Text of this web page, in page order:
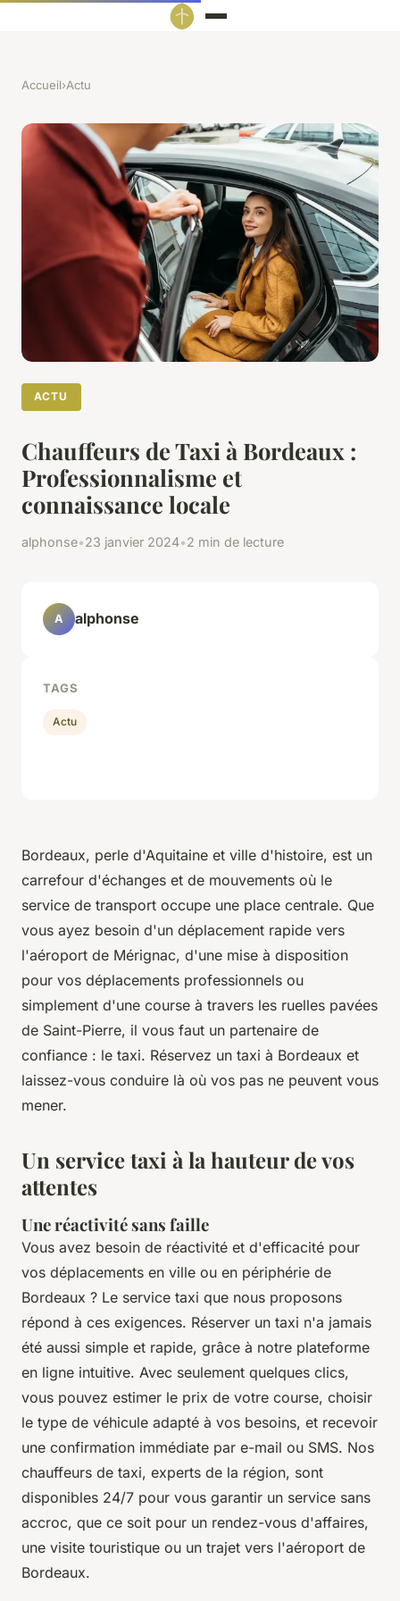
Accueil›Actu
ACTU
Chauffeurs de Taxi à Bordeaux :
Professionnalisme et
connaissance locale
alphonse•23 janvier 2024•2 min de lecture
Bordeaux, perle d'Aquitaine et ville d'histoire, est un
carrefour d'échanges et de mouvements où le
service de transport occupe une place centrale. Que
vous ayez besoin d'un déplacement rapide vers
l'aéroport de Mérignac, d'une mise à disposition
pour vos déplacements professionnels ou
simplement d'une course à travers les ruelles pavées
de Saint-Pierre, il vous faut un partenaire de
confiance : le taxi. Réservez un taxi à Bordeaux et
laissez-vous conduire là où vos pas ne peuvent vous
mener.
Un service taxi à la hauteur de vos
attentes
Une réactivité sans faille
Vous avez besoin de réactivité et d'efficacité pour
vos déplacements en ville ou en périphérie de
Bordeaux ? Le service taxi que nous proposons
répond à ces exigences. Réserver un taxi n'a jamais
été aussi simple et rapide, grâce à notre plateforme
en ligne intuitive. Avec seulement quelques clics,
vous pouvez estimer le prix de votre course, choisir
le type de véhicule adapté à vos besoins, et recevoir
une confirmation immédiate par e-mail ou SMS. Nos
chauffeurs de taxi, experts de la région, sont
disponibles 24/7 pour vous garantir un service sans
accroc, que ce soit pour un rendez-vous d'affaires,
une visite touristique ou un trajet vers l'aéroport de
Bordeaux.
A alphonse
TAGS
Actu